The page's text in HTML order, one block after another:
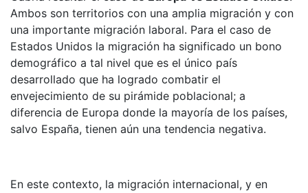
Ambos son territorios con una amplia migración y con
una importante migración laboral. Para el caso de
Estados Unidos la migración ha significado un bono
demográfico a tal nivel que es el único país
desarrollado que ha logrado combatir el
envejecimiento de su pirámide poblacional; a
diferencia de Europa donde la mayoría de los países,
salvo España, tienen aún una tendencia negativa.
En este contexto, la migración internacional, y en